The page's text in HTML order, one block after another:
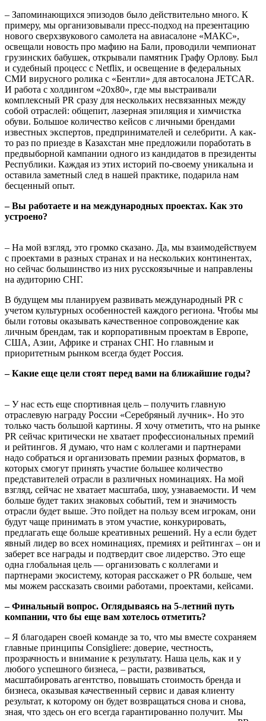
– Запоминающихся эпизодов было действительно много. К
примеру, мы организовывали пресс-подход на презентацию
нового сверхзвукового самолета на авиасалоне «МАКС»,
освещали новость про мафию на Бали, проводили чемпионат
грузинских бабушек, открывали памятник Графу Орлову. Был
и судебный процесс с Netflix, и освещение в федеральных
СМИ вирусного ролика с «Бентли» для автосалона JETCAR.
И работа с холдингом «20х80», где мы выстраивали
комплексный PR сразу для нескольких несвязанных между
собой отраслей: общепит, лазерная эпиляция и химчистка
обуви. Большое количество кейсов с личными брендами
известных экспертов, предпринимателей и селебрити. А как-
то раз по приезде в Казахстан мне предложили поработать в
предвыборной кампании одного из кандидатов в президенты
Республики. Каждая из этих историй по-своему уникальна и
оставила заметный след в нашей практике, подарила нам
бесценный опыт.
– Вы работаете и на международных проектах. Как это
устроено?
– На мой взгляд, это громко сказано. Да, мы взаимодействуем
с проектами в разных странах и на нескольких континентах,
но сейчас большинство из них русскоязычные и направлены
на аудиторию СНГ.
В будущем мы планируем развивать международный PR с
учетом культурных особенностей каждого региона. Чтобы мы
были готовы оказывать качественное сопровождение как
личным брендам, так и корпоративным проектам в Европе,
США, Азии, Африке и странах СНГ. Но главным и
приоритетным рынком всегда будет Россия.
–Какие еще цели стоят перед вами на ближайшие годы?
– У нас есть еще спортивная цель – получить главную
отраслевую награду России «Серебряный лучник». Но это
только часть большой картины. Я хочу отметить, что на рынке
PR сейчас критически не хватает профессиональных премий
и рейтингов. Я думаю, что нам с коллегами и партнерами
надо собраться и организовать премии разных форматов, в
которых смогут принять участие большее количество
представителей отрасли в различных номинациях. На мой
взгляд, сейчас не хватает масштаба, шоу, узнаваемости. И чем
больше будет таких знаковых событий, тем и значимость
отрасли будет выше. Это пойдет на пользу всем игрокам, они
будут чаще принимать в этом участие, конкурировать,
предлагать еще больше креативных решений. Ну а если будет
явный лидер во всех номинациях, премиях и рейтингах – он и
заберет все награды и подтвердит свое лидерство. Это еще
одна глобальная цель — организовать с коллегами и
партнерами экосистему, которая расскажет о PR больше, чем
мы можем рассказать своими работами, проектами, кейсами.
–Финальный вопрос. Оглядываясь на 5-летний путь
компании, что бы еще вам хотелось отметить?
– Я благодарен своей команде за то, что мы вместе сохраняем
главные принципы Consigliere: доверие, честность,
прозрачность и внимание к результату. Наша цель, как и у
любого успешного бизнеса, – расти, развиваться,
масштабировать агентство, повышать стоимость бренда и
бизнеса, оказывая качественный сервис и давая клиенту
результат, к которому он будет возвращаться снова и снова,
зная, что здесь он его всегда гарантированно получит. Мы